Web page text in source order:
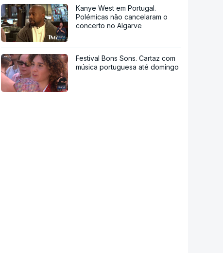
Kanye West em Portugal.
Polémicas não cancelaram o
concerto no Algarve
Festival Bons Sons. Cartaz com
música portuguesa até domingo